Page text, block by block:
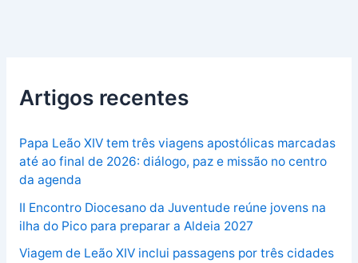
Artigos recentes
Papa Leão XIV tem três viagens apostólicas marcadas
até ao final de 2026: diálogo, paz e missão no centro
da agenda
II Encontro Diocesano da Juventude reúne jovens na
ilha do Pico para preparar a Aldeia 2027
Viagem de Leão XIV inclui passagens por três cidades